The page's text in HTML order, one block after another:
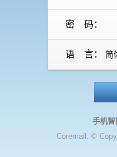
密 码：
语 言：
手机
Coremail. ©